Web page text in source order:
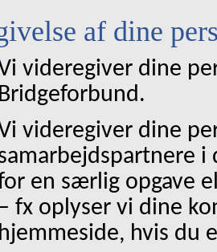
af dine
videregiver dine
Bridgeforbund.
videregiver dine
en særlig opgave
– fx oplyser vi dine
hjemmeside, hvis du